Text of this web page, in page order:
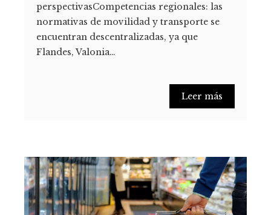
perspectivasCompetencias regionales: las
normativas de movilidad y transporte se
encuentran descentralizadas, ya que
Flandes, Valonia…
Leer más